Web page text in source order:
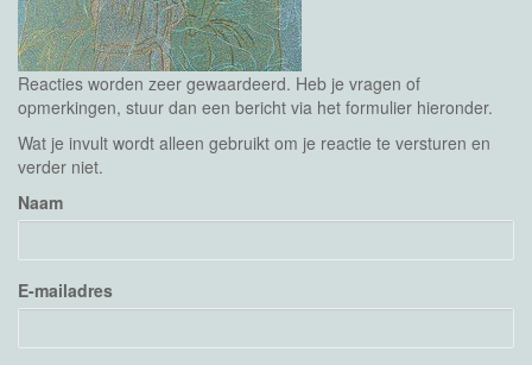
Reacties worden zeer gewaardeerd. Heb je vragen of
opmerkingen, stuur dan een bericht via het formulier hieronder.
Wat je invult wordt alleen gebruikt om je reactie te versturen en
verder niet.
Naam
E-mailadres